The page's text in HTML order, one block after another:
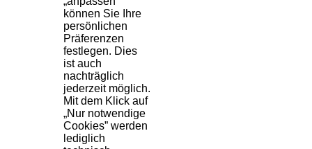
können Sie Ihre
persönlichen
Präferenzen
festlegen. Dies
ist auch
nachträglich
jederzeit möglich.
Mit dem Klick auf
„Nur notwendige
Cookies” werden
lediglich